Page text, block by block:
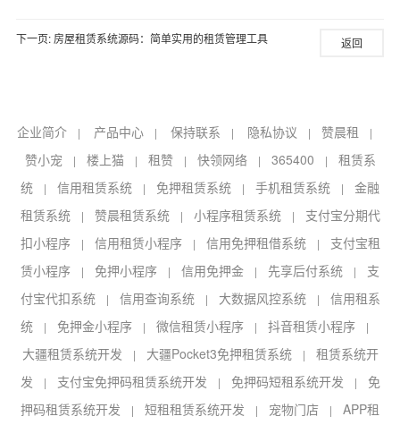
返回
下一页:房屋租赁系统源码：简单实用的租赁管理工具
企业简介 | 产品中心 | 保持联系 | 隐私协议 | 赞晨租 |
赞小宠 | 楼上猫| 租赞| 快领网络| 365400 | 租赁系
统 | 信用租赁系统 | 免押租赁系统 | 手机租赁系统 | 金融
租赁系统| 赞晨租赁系统| 小程序租赁系统| 支付宝分期代
扣小程序| 信用租赁小程序| 信用免押租借系统| 支付宝租
赁小程序 | 免押小程序 | 信用免押金 | 先享后付系统 | 支
付宝代扣系统| 信用查询系统| 大数据风控系统| 信用租系
统 | 免押金小程序 | 微信租赁小程序 | 抖音租赁小程序 |
大疆租赁系统开发 | 大疆Pocket3免押租赁系统| 租赁系统开
发 | 支付宝免押码租赁系统开发 | 免押码短租系统开发 | 免
押码租赁系统开发 | 短租租赁系统开发 | 宠物门店 | APP租